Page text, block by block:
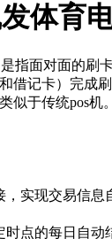
体育
是指面对面的刷
借记卡）完成
似于传统pos机。
实现交易信息
点的每日自动